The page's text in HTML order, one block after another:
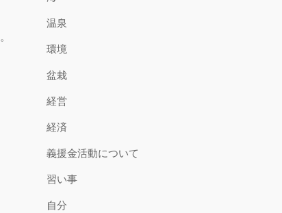
。
温泉
環境
盆栽
経営
経済
義援金活動について
習い事
自分